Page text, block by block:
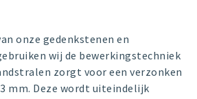
onze gedenkstenen en
wij de bewerkingstechniek
zorgt voor een verzonken
mm. Deze wordt uiteindelijk